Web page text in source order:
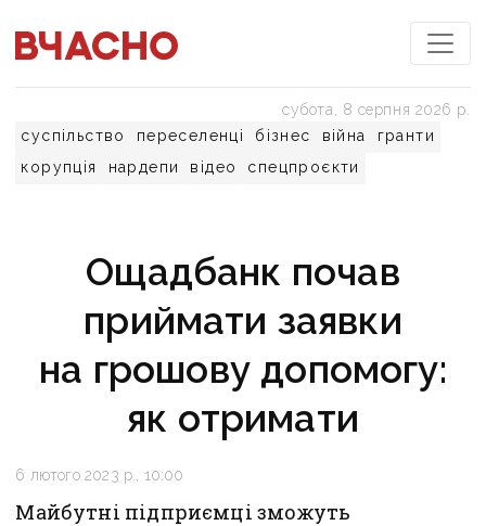
суспільство переселенці бізнес війна
гранти
корупція
нардепи відео спецпроєкти
субота, 8 серпня 2026 р.
Ощадбанк почав
приймати заявки
на грошову допомогу:
як отримати
6 лютого 2023 р., 10:00
Майбутні підприємці зможуть